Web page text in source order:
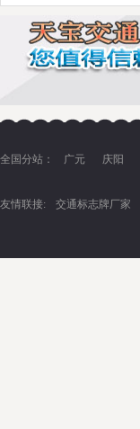
全国分站： 广元 庆阳
友情联接: 交通标志牌厂家